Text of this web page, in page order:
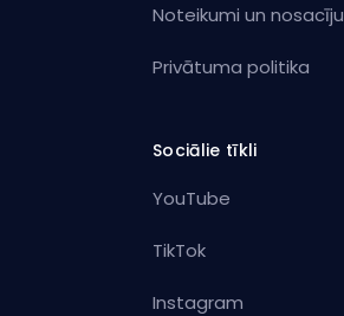
Noteikumi un
Privātuma politika
Sociālie tīkli
YouTube
TikTok
Instagram